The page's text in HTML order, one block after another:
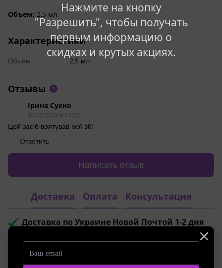
Нажмите на кнопку
"Разрешить", чтобы получать
первым информацию о
скидках и крутых акциях.
Объем: 2,5 мл
Характеристики
Объем 2,5 мл
Отзывы 1
Ірина Сухно
20.02.2024 в 17:22
Цей засіб врятував мої вії!
Ответить
Написать отзыв
Доставка Оплата Консультация
Доставка по Украине Новой Почтой 1-2 дня
Доставка заказов Новой Почтой по тарифам курьерской